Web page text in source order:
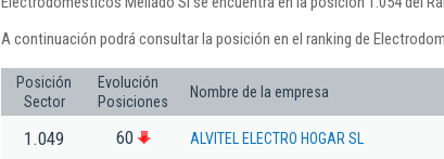
A continuación podrá consultar la posición en el ranking de
Posición
Sector
Evolución
Posiciones
Nombre de la empresa
1.049 60 ALVITEL ELECTRO HOGAR SL